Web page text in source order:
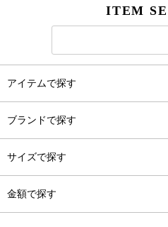
ITEM
アイテムで探す
ブランドで探す
サイズで探す
金額で探す